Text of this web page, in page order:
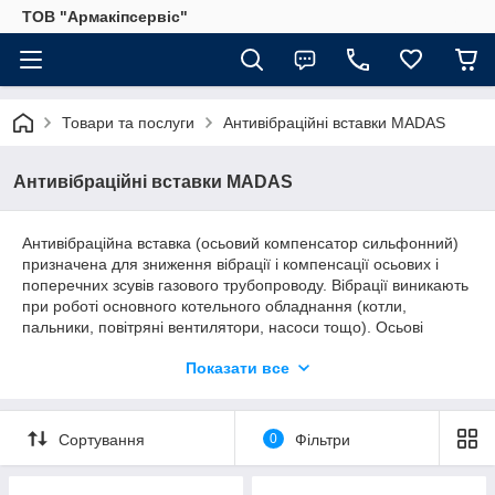
ТОВ "Армакіпсервіс"
Товари та послуги Антивібраційні вставки MADAS
Антивібраційні вставки MADAS
Антивібраційна вставка (осьовий компенсатор сильфонний)
призначена для зниження вібрації і компенсації осьових і
поперечних зсувів газового трубопроводу. Вібрації виникають
при роботі основного котельного обладнання (котли,
пальники, повітряні вентилятори, насоси тощо). Осьові
довжини труби із-за теплового розширення/звуження.
згинів трубопроводів.
Застосування антивібраційних вставок/компенсаторів
дозволяє значно збільшити термін служби обладнання,
Показати все
Сортування 0 Фільтри